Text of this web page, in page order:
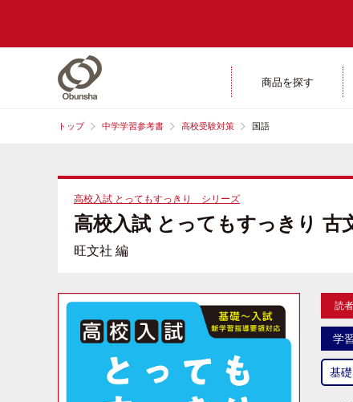
商品を探す
トップ 中学学習参考書 高校受験対策 国語
高校入試 とってもすっきり シリーズ
高校入試 とってもすっきり 古
旺文社 編
読
学
基礎